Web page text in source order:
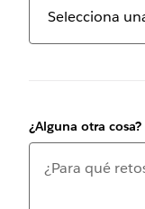
¿Alguna otra cosa?